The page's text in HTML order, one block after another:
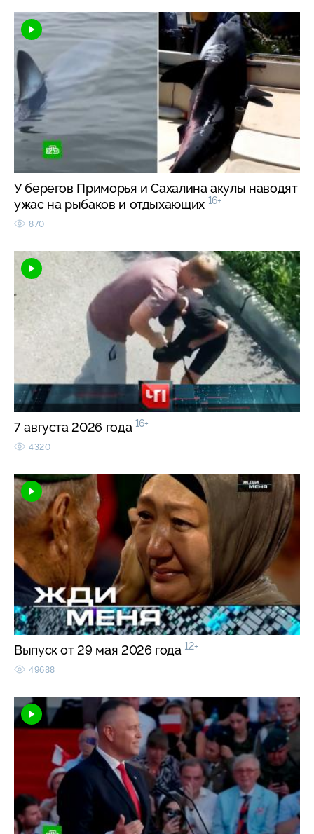
У берегов Приморья и Сахалина акулы наводят
ужас на рыбаков и отдыхающих 16+
870
7 августа 2026 года 16+
4320
Выпуск от 29 мая 2026 года 12+
49688